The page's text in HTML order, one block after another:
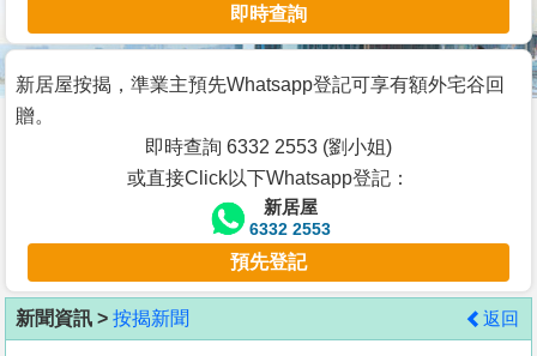
宅
谷
按
客
地
即時查詢
新居屋按揭，準業主預先Whatsapp登記可享有額外宅谷回
贈。
即時查詢 6332 2553 (劉小姐)
或直接Click以下Whatsapp登記：
新居屋
6332 2553
預先登記
新聞資訊 > 按揭新聞 返回